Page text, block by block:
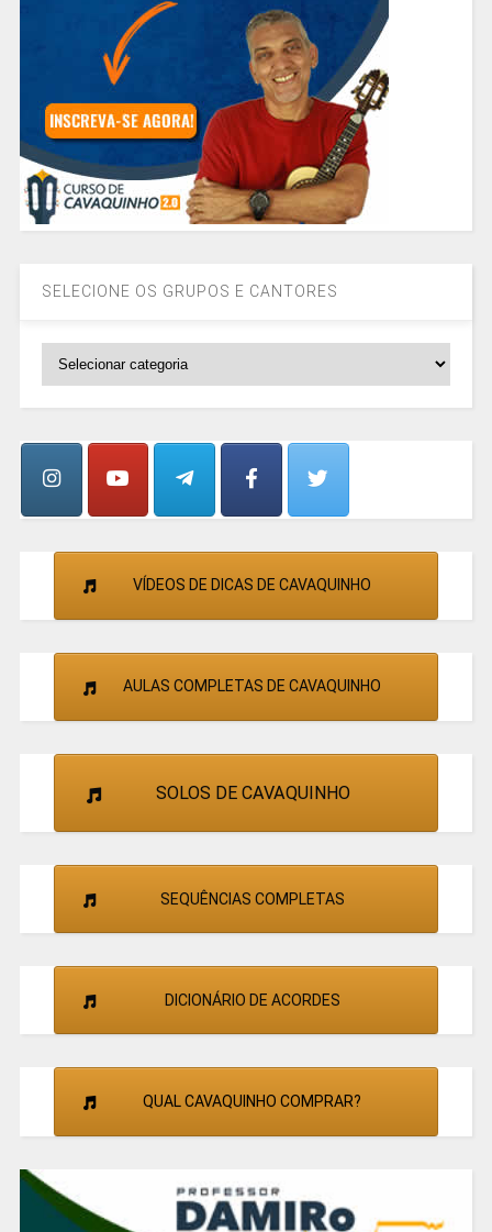
SELECIONE OS GRUPOS E CANTORES
CANTORES
VÍDEOS DE DICAS DE CAVAQUINHO
AULAS COMPLETAS DE CAVAQUINHO
SOLOS DE CAVAQUINHO
SEQUÊNCIAS COMPLETAS
DICIONÁRIO DE ACORDES
QUAL CAVAQUINHO COMPRAR?